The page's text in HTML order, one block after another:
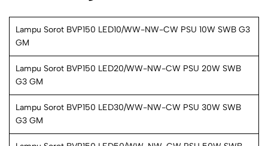
Lampu Sorot BVP150 LED10/WW-NW-CW PSU 10W SWB G3
GM
Lampu Sorot BVP150 LED20/WW-NW-CW PSU 20W SWB
G3 GM
Lampu Sorot BVP150 LED30/WW-NW-CW PSU 30W SWB
G3 GM